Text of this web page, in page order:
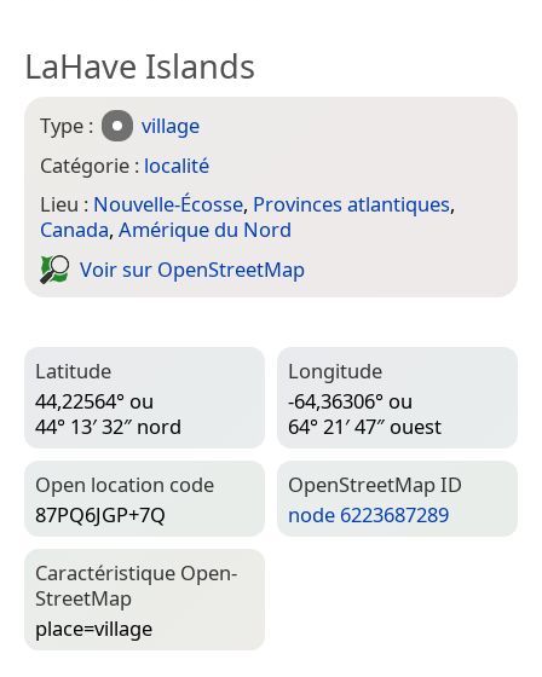
LaHave Islands
Type :
village
Catégorie : localité
Lieu : Nouvelle-Écosse, Provinces atlantiques,
Canada, Amérique du Nord
Voir sur Open­Street­Map
Latitude
44,22564° ou
44° 13′ 32″ nord
Longitude
-64,36306° ou
64° 21′ 47″ ouest
Open location code
87PQ6JGP+7Q
Open­Street­Map ID
node 6223687289
Caractéristique Open­
Street­Map
place=­village